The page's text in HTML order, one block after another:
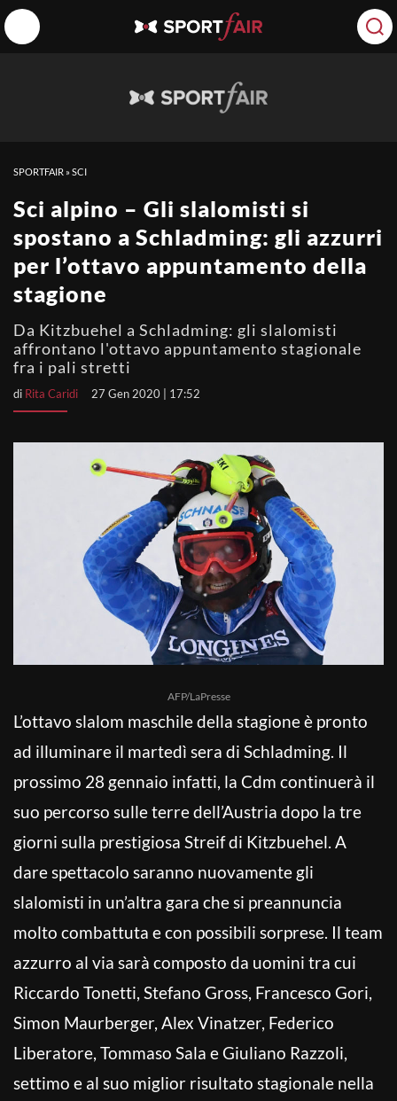
SPORTFAIR »SCI
Sci alpino – Gli slalomisti si
spostano a Schladming: gli azzurri
per l’ottavo appuntamento della
stagione
Da Kitzbuehel a Schladming: gli slalomisti
affrontano l'ottavo appuntamento stagionale
fra i pali stretti
di Rita Caridi 27 Gen 2020 | 17:52
AFP/LaPresse
L’ottavo slalom maschile della stagione è pronto
ad illuminare il martedì sera di Schladming. Il
prossimo 28 gennaio infatti, la Cdm continuerà il
suo percorso sulle terre dell’Austria dopo la tre
giorni sulla prestigiosa Streif di Kitzbuehel. A
dare spettacolo saranno nuovamente gli
slalomisti in un’altra gara che si preannuncia
molto combattuta e con possibili sorprese. Il team
azzurro al via sarà composto da uomini tra cui
Riccardo Tonetti, Stefano Gross, Francesco Gori,
Simon Maurberger, Alex Vinatzer, Federico
Liberatore, Tommaso Sala e Giuliano Razzoli,
settimo e al suo miglior risultato stagionale nella